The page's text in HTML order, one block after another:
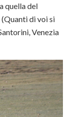
quella del
(Quanti di voi si
Venezia